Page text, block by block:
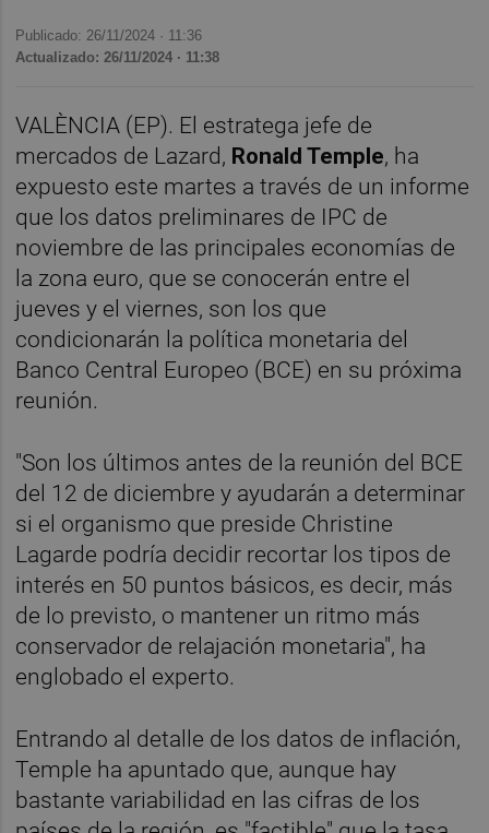
Publicado: 26/11/2024 · 11:36
Actualizado: 26/11/2024 · 11:38
VALÈNCIA (EP). El estratega jefe de
mercados de Lazard, Ronald Temple, ha
expuesto este martes a través de un informe
que los datos preliminares de IPC de
noviembre de las principales economías de
la zona euro, que se conocerán entre el
jueves y el viernes, son los que
condicionarán la política monetaria del
Banco Central Europeo (BCE) en su próxima
reunión.
"Son los últimos antes de la reunión del BCE
del 12 de diciembre y ayudarán a determinar
si el organismo que preside Christine
Lagarde podría decidir recortar los tipos de
interés en 50 puntos básicos, es decir, más
de lo previsto, o mantener un ritmo más
conservador de relajación monetaria", ha
englobado el experto.
Entrando al detalle de los datos de inflación,
Temple ha apuntado que, aunque hay
bastante variabilidad en las cifras de los